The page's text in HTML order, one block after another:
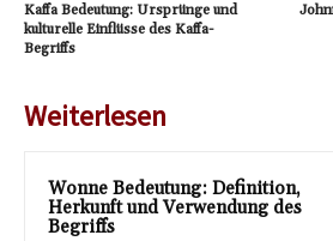
Kaffa Bedeutung: Ursprünge und
kulturelle Einflüsse des Kaffa-
Begriffs
Weiterlesen
Wonne Bedeutung: Definition,
Herkunft und Verwendung des
Begriffs